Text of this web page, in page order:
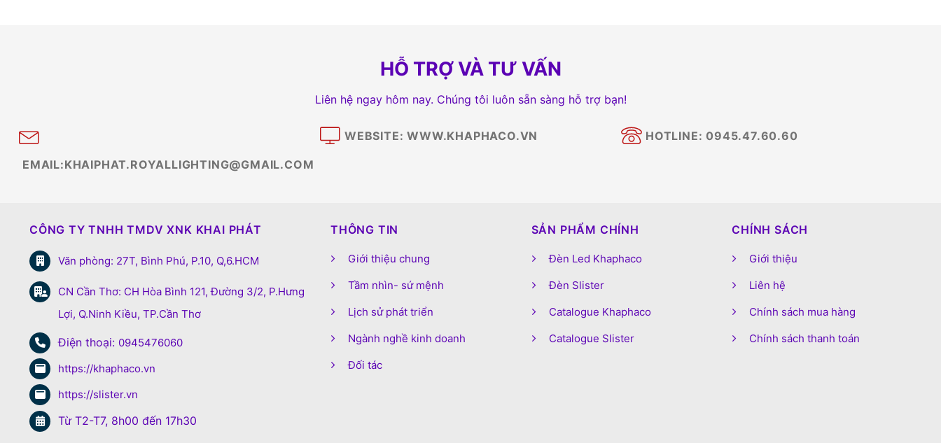
HỖ TRỢ VÀ TƯ VẤN
Liên hệ ngay hôm nay. Chúng tôi luôn sẵn sàng hỗ trợ bạn!
EMAIL:KHAIPHAT.ROYALLIGHTING@GMAIL.COM
WEBSITE: WWW.KHAPHACO.VN HOTLINE: 0945.47.60.60
CÔNG TY TNHH TMDV XNK KHAI PHÁT
Văn phòng: 27T, Bình Phú, P.10, Q,6.HCM
CN Cần Thơ: CH Hòa Bình 121, Đường 3/2, P.Hưng
Lợi, Q.Ninh Kiều, TP.Cần Thơ
Điện thoại: 0945476060
https://khaphaco.vn
https://slister.vn
Từ T2-T7, 8h00 đến 17h30
THÔNG TIN
Giới thiệu chung
Tầm nhìn- sứ mệnh
Lịch sử phát triển
Ngành nghề kinh doanh
Đối tác
SẢN PHẨM CHÍNH
Đèn Led Khaphaco
Đèn Slister
Catalogue Khaphaco
Catalogue Slister
CHÍNH SÁCH
Giới thiệu
Liên hệ
Chính sách mua hàng
Chính sách thanh toán